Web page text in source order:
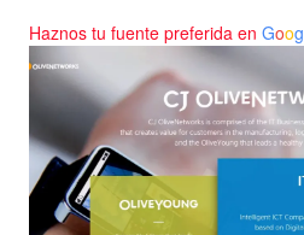
Haznos tu fuente preferida en Goog